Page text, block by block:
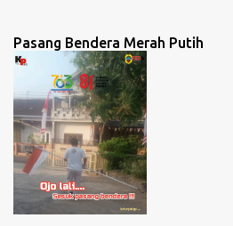
Pasang Bendera Merah Putih